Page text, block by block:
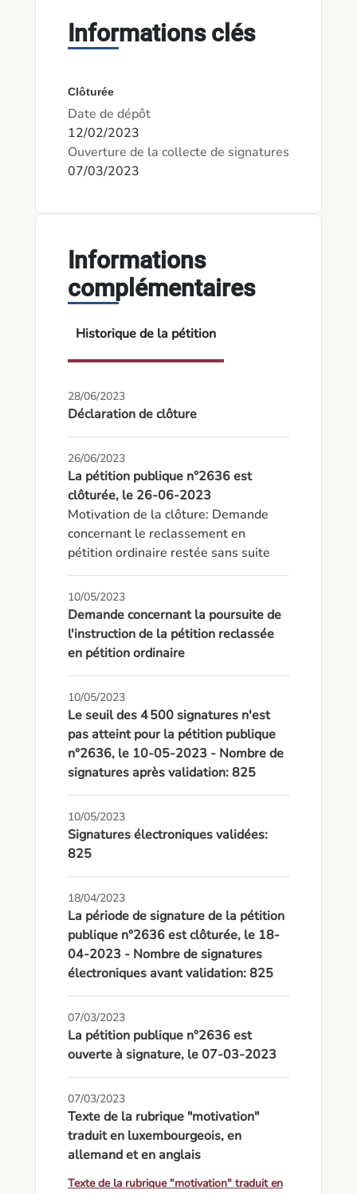
Informations clés
Clôturée
Date de dépôt
12/02/2023
Ouverture de la collecte de signatures
07/03/2023
Informations
complémentaires
Historique de la pétition
28/06/2023
Déclaration de clôture
26/06/2023
La pétition publique n°2636 est
clôturée, le 26-06-2023
Motivation de la clôture: Demande
concernant le reclassement en
pétition ordinaire restée sans suite
10/05/2023
Demande concernant la poursuite de
l'instruction de la pétition reclassée
en pétition ordinaire
10/05/2023
Le seuil des 4 500 signatures n'est
pas atteint pour la pétition publique
n°2636, le 10-05-2023 - Nombre de
signatures après validation: 825
10/05/2023
Signatures électroniques validées:
825
18/04/2023
La période de signature de la pétition
publique n°2636 est clôturée, le 18-
04-2023 - Nombre de signatures
électroniques avant validation: 825
07/03/2023
La pétition publique n°2636 est
ouverte à signature, le 07-03-2023
07/03/2023
Texte de la rubrique "motivation"
traduit en luxembourgeois, en
allemand et en anglais
Texte de la rubrique "motivation" traduit en